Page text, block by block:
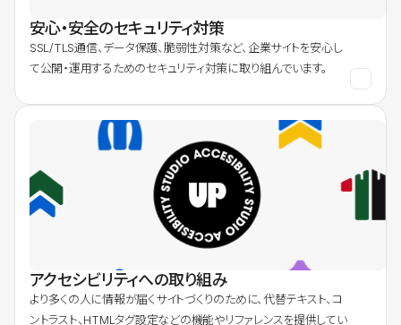
安心・安全のセキュリティ対策
SSL/TLS通信、データ保護、脆弱性対策など、企業サイトを安心し
て公開・運用するためのセキュリティ対策に取り組んでいます。
アクセシビリティへの取り組み
より多くの人に情報が届くサイトづくりのために、代替テキスト、コ
ントラスト、HTMLタグ設定などの機能やリファレンスを提供してい